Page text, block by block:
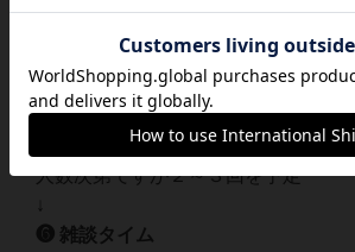
❹ ボードゲーム交流会開始
ゲームが出来る人数になった席から
↓
人数次第ですが２～３回を予定
↓
❻ 雑談タイム